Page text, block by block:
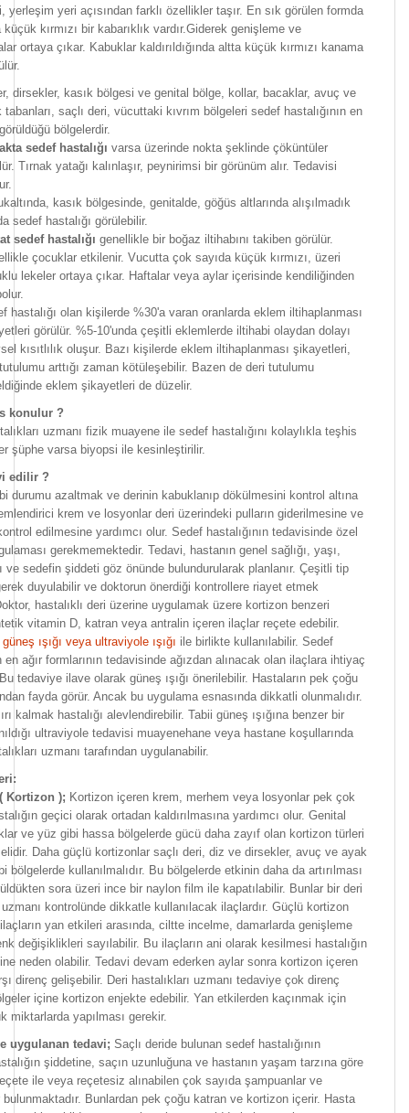
yerleşim yeri açısından farklı özellikler taşır. En sık görülen formda
küçük kırmızı bir kabarıklık vardır.Giderek genişleme ve
ortaya çıkar. Kabuklar kaldırıldığında altta küçük kırmızı kanama
dirsekler, kasık bölgesi ve genital bölge, kollar, bacaklar, avuç ve
tabanları, saçlı deri, vücuttaki kıvrım bölgeleri sedef hastalığının en
bölgelerdir.
sedef hastalığı varsa üzerinde nokta şeklinde çöküntüler
Tırnak yatağı kalınlaşır, peynirimsi bir görünüm alır. Tedavisi
kasık bölgesinde, genitalde, göğüs altlarında alışılmadık
sedef hastalığı görülebilir.
sedef hastalığı genellikle bir boğaz iltihabını takiben görülür.
çocuklar etkilenir. Vucutta çok sayıda küçük kırmızı, üzeri
lekeler ortaya çıkar. Haftalar veya aylar içerisinde kendiliğinden
hastalığı olan kişilerde %30'a varan oranlarda eklem iltihaplanması
görülür. %5-10'unda çeşitli eklemlerde iltihabi olaydan dolayı
kısıtlılık oluşur. Bazı kişilerde eklem iltihaplanması şikayetleri,
arttığı zaman kötüleşebilir. Bazen de deri tutulumu
eklem şikayetleri de düzelir.
konulur ?
uzmanı fizik muayene ile sedef hastalığını kolaylıkla teşhis
şüphe varsa biyopsi ile kesinleştirilir.
edilir ?
durumu azaltmak ve derinin kabuklanıp dökülmesini kontrol altına
krem ve losyonlar deri üzerindeki pulların giderilmesine ve
edilmesine yardımcı olur. Sedef hastalığının tedavisinde özel
gerekmemektedir. Tedavi, hastanın genel sağlığı, yaşı,
ve sedefin şiddeti göz önünde bulundurularak planlanır. Çeşitli tip
duyulabilir ve doktorun önerdiği kontrollere riayet etmek
hastalıklı deri üzerine uygulamak üzere kortizon benzeri
vitamin D, katran veya antralin içeren ilaçlar reçete edebilir.
güneş ışığı veya ultraviyole ışığı ile birlikte kullanılabilir. Sedef
en ağır formlarının tedavisinde ağızdan alınacak olan ilaçlara ihtiyaç
tedaviye ilave olarak güneş ışığı önerilebilir. Hastaların pek çoğu
fayda görür. Ancak bu uygulama esnasında dikkatli olunmalıdır.
kalmak hastalığı alevlendirebilir. Tabii güneş ışığına benzer bir
ultraviyole tedavisi muayenehane veya hastane koşullarında
uzmanı tarafından uygulanabilir.
Kortizon ); Kortizon içeren krem, merhem veya losyonlar pek çok
geçici olarak ortadan kaldırılmasına yardımcı olur. Genital
ve yüz gibi hassa bölgelerde gücü daha zayıf olan kortizon türleri
Daha güçlü kortizonlar saçlı deri, diz ve dirsekler, avuç ve ayak
bölgelerde kullanılmalıdır. Bu bölgelerde etkinin daha da artırılması
sora üzeri ince bir naylon film ile kapatılabilir. Bunlar bir deri
uzmanı kontrolünde dikkatle kullanılacak ilaçlardır. Güçlü kortizon
yan etkileri arasında, ciltte incelme, damarlarda genişleme
değişiklikleri sayılabilir. Bu ilaçların ani olarak kesilmesi hastalığın
neden olabilir. Tedavi devam ederken aylar sonra kortizon içeren
direnç gelişebilir. Deri hastalıkları uzmanı tedaviye çok direnç
içine kortizon enjekte edebilir. Yan etkilerden kaçınmak için
miktarlarda yapılması gerekir.
uygulanan tedavi; Saçlı deride bulunan sedef hastalığının
şiddetine, saçın uzunluğuna ve hastanın yaşam tarzına göre
ile veya reçetesiz alınabilen çok sayıda şampuanlar ve
Bunlardan pek çoğu katran ve kortizon içerir. Hasta